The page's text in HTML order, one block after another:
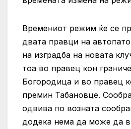
Времениот режим ќе се
двата правци на
на изградба на новата
тоа во правец кон
Богородица и во правец
премин Табановце.
одвива по возната
додека нема да може да